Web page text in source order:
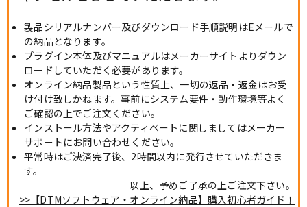
製品シリアルナンバー及びダウンロード手順説明はEメールで
の納品となります。
プラグイン本体及びマニュアルはメーカーサイトよりダウン
ロードしていただく必要があります。
オンライン納品製品という性質上、一切の返品・返金はお受
け付け致しかねます。事前にシステム要件・動作環境等よく
ご確認の上でご注文ください。
インストール方法やアクティベートに関しましてはメーカー
サポートにお問い合わせください。
平常時はご決済完了後、2時間以内に発行させていただきま
す。
以上、予めご了承の上ご注文下さい。
>>【DTMソフトウェア・オンライン納品】購入初心者ガイド！